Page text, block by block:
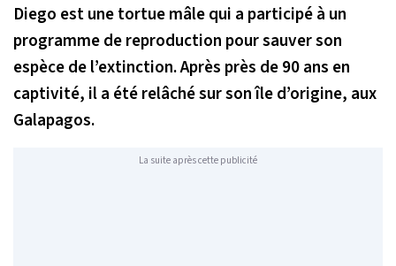
Diego est une tortue mâle qui a participé à un
programme de reproduction pour sauver son
espèce de l’extinction. Après près de 90 ans en
captivité, il a été relâché sur son île d’origine, aux
Galapagos.
La suite après cette publicité